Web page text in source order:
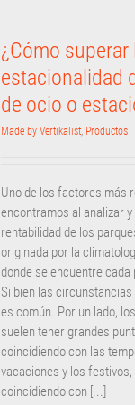
¿Cómo superar
estacionalidad
de ocio o
Made by Vertikalist Productos
Uno de los factores más
encontramos al analizar y
rentabilidad de los
originada por la
donde se encuentre cada
Si bien las
es común. Por un lado,
suelen tener grandes
coincidiendo con las
vacaciones y los
coincidiendo con [...]